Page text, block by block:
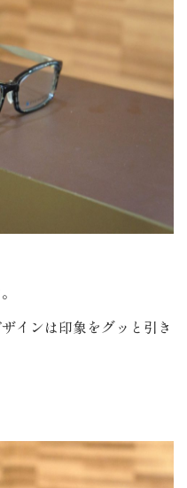
インは印象をグッと引き